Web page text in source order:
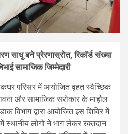
साधु बने प्रेरणास्रोत, रिकॉर्ड संख्या
सामाजिक जिम्मेदारी
परिसर में आयोजित वृहत स्वैच्छिक
और सामाजिक सरोकार के माहौल
विभाग द्वारा आयोजित इस शिविर में
स्थानीय लोगों ने भाग लेकर रक्तदान